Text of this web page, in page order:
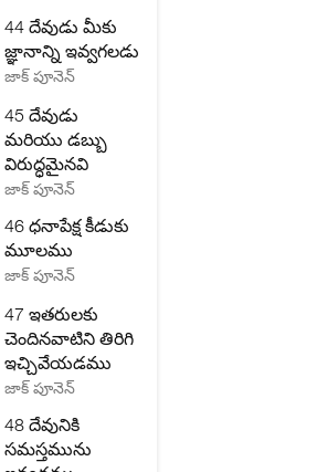
44 దేవుడు మీకు
జ్ఞానాన్ని ఇవ్వగలడు
జాక్ పూనెన్
45 దేవుడు
మరియు డబ్బు
విరుద్ధమైనవి
జాక్ పూనెన్
46 ధనాపేక్ష కీడుకు
మూలము
జాక్ పూనెన్
47 ఇతరులకు
చెందినవాటిని తిరిగి
ఇచ్చివేయడము
జాక్ పూనెన్
48 దేవునికి
సమస్తమును